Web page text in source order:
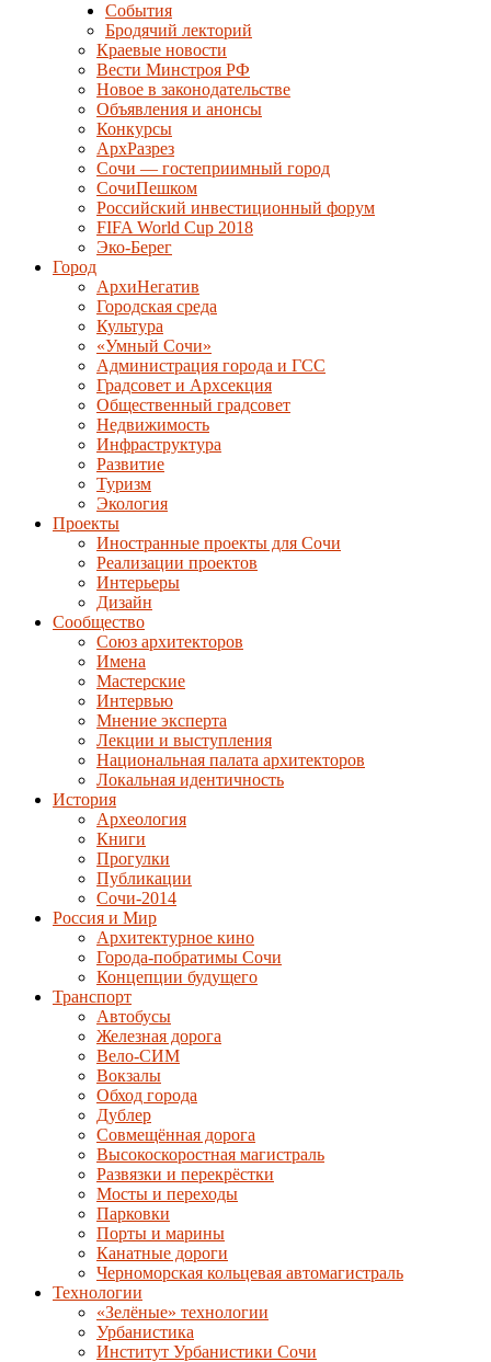
События
Бродячий лекторий
Краевые новости
Вести Минстроя РФ
Новое в законодательстве
Объявления и анонсы
Конкурсы
АрхРазрез
Сочи — гостеприимный город
СочиПешком
Российский инвестиционный форум
FIFA World Cup 2018
Эко-Берег
Город
АрхиНегатив
Городская среда
Культура
«Умный Сочи»
Администрация города и ГСС
Градсовет и Архсекция
Общественный градсовет
Недвижимость
Инфраструктура
Развитие
Туризм
Экология
Проекты
Иностранные проекты для Сочи
Реализации проектов
Интерьеры
Дизайн
Сообщество
Союз архитекторов
Имена
Мастерские
Интервью
Мнение эксперта
Лекции и выступления
Национальная палата архитекторов
Локальная идентичность
История
Археология
Книги
Прогулки
Публикации
Сочи-2014
Россия и Мир
Архитектурное кино
Города-побратимы Сочи
Концепции будущего
Транспорт
Автобусы
Железная дорога
Вело-СИМ
Вокзалы
Обход города
Дублер
Совмещённая дорога
Высокоскоростная магистраль
Развязки и перекрёстки
Мосты и переходы
Парковки
Порты и марины
Канатные дороги
Черноморская кольцевая автомагистраль
Технологии
«Зелёные» технологии
Урбанистика
Институт Урбанистики Сочи